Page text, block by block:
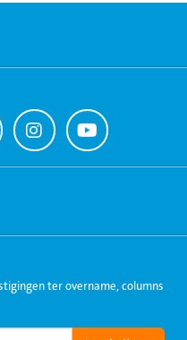
Ga
naar
Instagram
Ga
naar
Youtube
ter overname, columns